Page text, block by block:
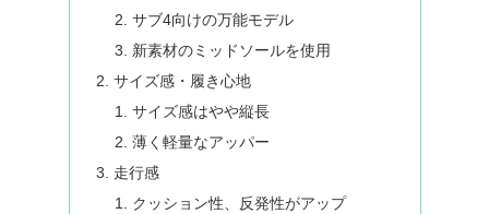
サブ4向けの万能モデル
新素材のミッドソールを使用
サイズ感・履き心地
サイズ感はやや縦長
薄く軽量なアッパー
走行感
クッション性、反発性がアップ